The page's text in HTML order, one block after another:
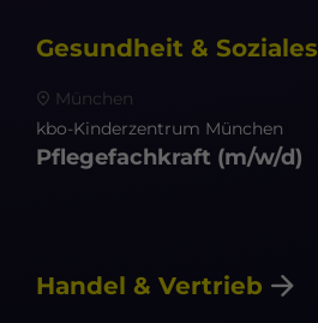
Gesundheit & Soziales
kbo-Kinderzentrum München
Pflegefachkraft (m/w/d)
München
Handel & Vertrieb